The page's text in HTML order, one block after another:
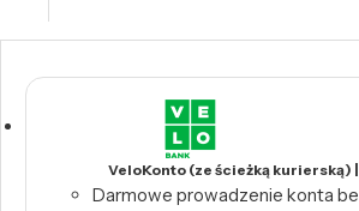
VeloKonto (ze ścieżką kurierską)
Darmowe prowadzenie konta